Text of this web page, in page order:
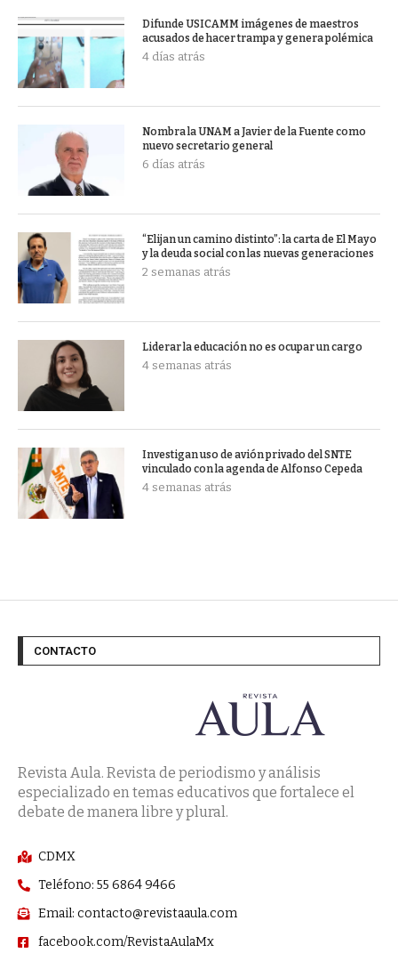
Difunde USICAMM imágenes de maestros
acusados de hacer trampa y genera polémica
4 días atrás
Nombra la UNAM a Javier de la Fuente como
nuevo secretario general
6 días atrás
“Elijan un camino distinto”: la carta de El Mayo
y la deuda social con las nuevas generaciones
2 semanas atrás
Liderar la educación no es ocupar un cargo
4 semanas atrás
Investigan uso de avión privado del SNTE
vinculado con la agenda de Alfonso Cepeda
4 semanas atrás
CONTACTO
Revista Aula. Revista de periodismo y análisis
especializado en temas educativos que fortalece el
debate de manera libre y plural.
CDMX
Teléfono: 55 6864 9466
Email: contacto@revistaaula.com
facebook.com/RevistaAulaMx